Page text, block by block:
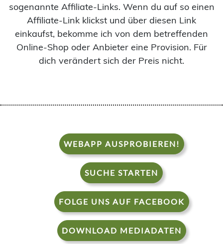
sogenannte Affiliate-Links. Wenn du auf so einen
Affiliate-Link klickst und über diesen Link
einkaufst, bekomme ich von dem betreffenden
Online-Shop oder Anbieter eine Provision. Für
dich verändert sich der Preis nicht.
WEBAPP AUSPROBIEREN!
SUCHE STARTEN
FOLGE UNS AUF FACEBOOK
DOWNLOAD MEDIADATEN